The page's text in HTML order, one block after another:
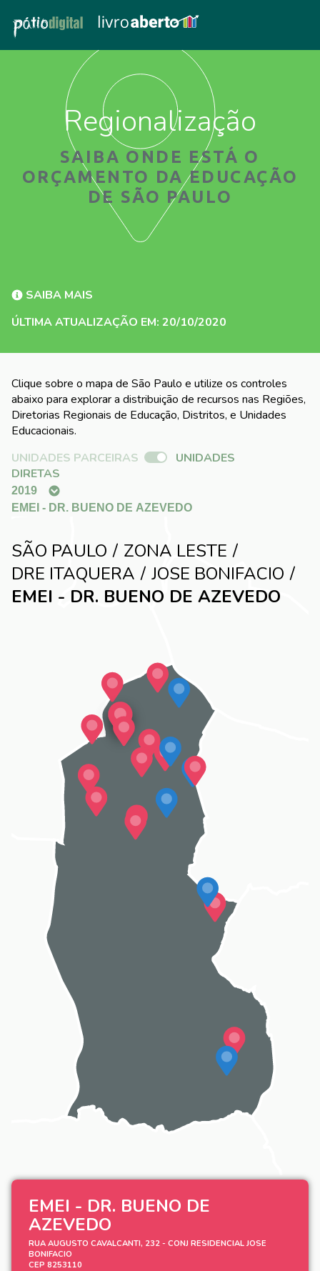
Regionalização
SAIBA ONDE ESTÁ O
ORÇAMENTO DA EDUCAÇÃO
DE SÃO PAULO
SAIBA MAIS
ÚLTIMA ATUALIZAÇÃO EM: 20/10/2020
Clique sobre o mapa de São Paulo e utilize os controles
abaixo para explorar a distribuição de recursos nas Regiões,
Diretorias Regionais de Educação, Distritos, e Unidades
Educacionais.
UNIDADES PARCEIRAS
UNIDADES
DIRETAS
SÃO PAULO
ZONA LESTE
DRE ITAQUERA
JOSE BONIFACIO
EMEI - DR. BUENO DE AZEVEDO
EMEI - DR. BUENO DE
AZEVEDO
RUA AUGUSTO CAVALCANTI, 232 - CONJ RESIDENCIAL JOSE
BONIFACIO
CEP 8253110